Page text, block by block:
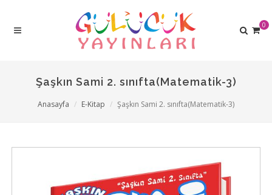
0
Şaşkın Sami 2. sınıfta(Matematik-3)
Anasayfa E-Kitap Şaşkın Sami 2. sınıfta(Matematik-3)